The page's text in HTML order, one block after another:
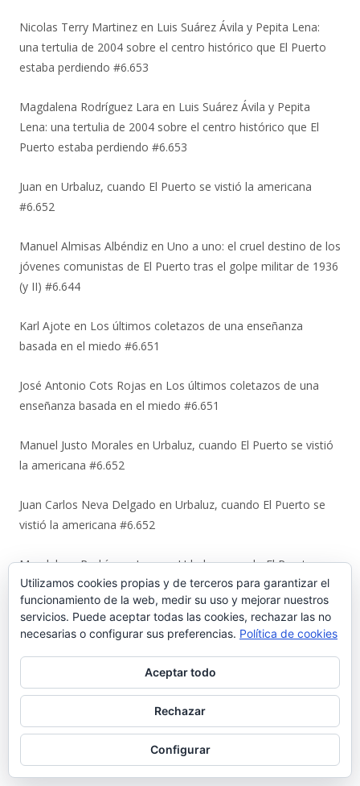
Nicolas Terry Martinez en Luis Suárez Ávila y Pepita Lena:
una tertulia de 2004 sobre el centro histórico que El Puerto
estaba perdiendo #6.653
Magdalena Rodríguez Lara en Luis Suárez Ávila y Pepita
Lena: una tertulia de 2004 sobre el centro histórico que El
Puerto estaba perdiendo #6.653
Juan en Urbaluz, cuando El Puerto se vistió la americana
#6.652
Manuel Almisas Albéndiz en Uno a uno: el cruel destino de los
jóvenes comunistas de El Puerto tras el golpe militar de 1936
(y II) #6.644
Karl Ajote en Los últimos coletazos de una enseñanza
basada en el miedo #6.651
José Antonio Cots Rojas en Los últimos coletazos de una
enseñanza basada en el miedo #6.651
Manuel Justo Morales en Urbaluz, cuando El Puerto se vistió
la americana #6.652
Juan Carlos Neva Delgado en Urbaluz, cuando El Puerto se
vistió la americana #6.652
Magdalena Rodríguez LaraenUrbaluz, cuando El Puerto se
vistió la americana #6.652
Ir a Palabrario Porteño
Utilizamos cookies propias y de terceros para garantizar el
funcionamiento de la web, medir su uso y mejorar nuestros
servicios. Puede aceptar todas las cookies, rechazar las no
necesarias o configurar sus preferencias. Política de cookies
Aceptar todo
Rechazar
Configurar